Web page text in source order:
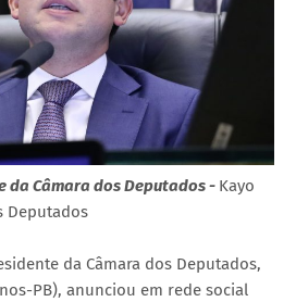
Câmara dos Deputados - Kayo
Deputados
da Câmara dos Deputados,
PB), anunciou em rede social